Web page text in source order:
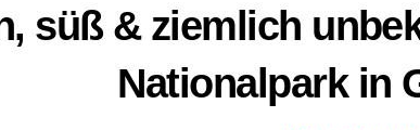
süß & ziemlich
Nationalpark in